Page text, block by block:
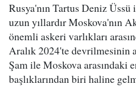
Rusya'nın Tartus Deniz
uzun yıllardır Moskova'nın
önemli askeri varlıkları
Aralık 2024'te devrilmesinin
Şam ile Moskova arasındaki
başlıklarından biri haline